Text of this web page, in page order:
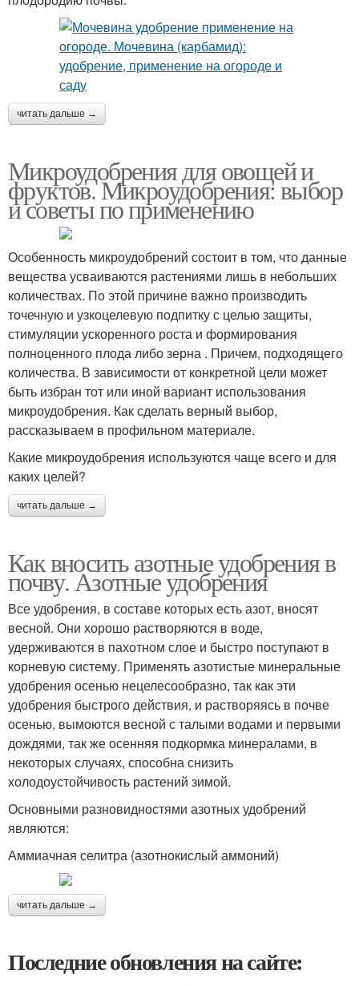
читать дальше →
Микроудобрения для овощей и
фруктов. Микроудобрения: выбор
и советы по применению
Особенность микроудобрений состоит в том, что данные
вещества усваиваются растениями лишь в небольших
количествах. По этой причине важно производить
точечную и узкоцелевую подпитку с целью защиты,
стимуляции ускоренного роста и формирования
полноценного плода либо зерна . Причем, подходящего
количества. В зависимости от конкретной цели может
быть избран тот или иной вариант использования
микроудобрения. Как сделать верный выбор,
рассказываем в профильном материале.
Какие микроудобрения используются чаще всего и для
каких целей?
читать дальше →
Как вносить азотные удобрения в
почву. Азотные удобрения
Все удобрения, в составе которых есть азот, вносят
весной. Они хорошо растворяются в воде,
удерживаются в пахотном слое и быстро поступают в
корневую систему. Применять азотистые минеральные
удобрения осенью нецелесообразно, так как эти
удобрения быстрого действия, и растворяясь в почве
осенью, вымоются весной с талыми водами и первыми
дождями, так же осенняя подкормка минералами, в
некоторых случаях, способна снизить
холодоустойчивость растений зимой.
Основными разновидностями азотных удобрений
являются:
Аммиачная селитра (азотнокислый аммоний)
читать дальше →
Последние обновления на сайте: